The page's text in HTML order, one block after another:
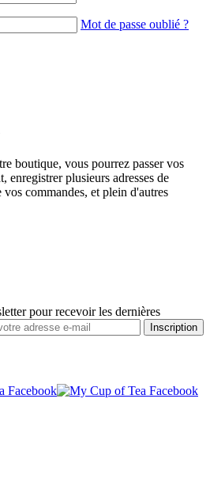
Mot de passe oublié ?
boutique, vous pourrez passer vos
enregistrer plusieurs adresses de
commandes, et plein d'autres
pour recevoir les dernières
Inscription